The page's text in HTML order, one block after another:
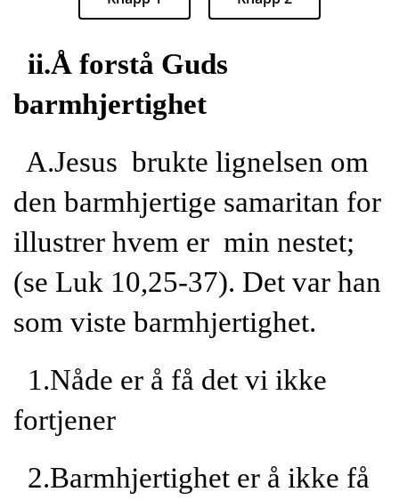
ii.Å forstå Guds
barmhjertighet
A.Jesus brukte lignelsen om
den barmhjertige samaritan for
illustrer hvem er min nestet;
(se Luk 10,25-37). Det var han
som viste barmhjertighet.
1.Nåde er å få det vi ikke
fortjener
2.Barmhjertighet er å ikke få